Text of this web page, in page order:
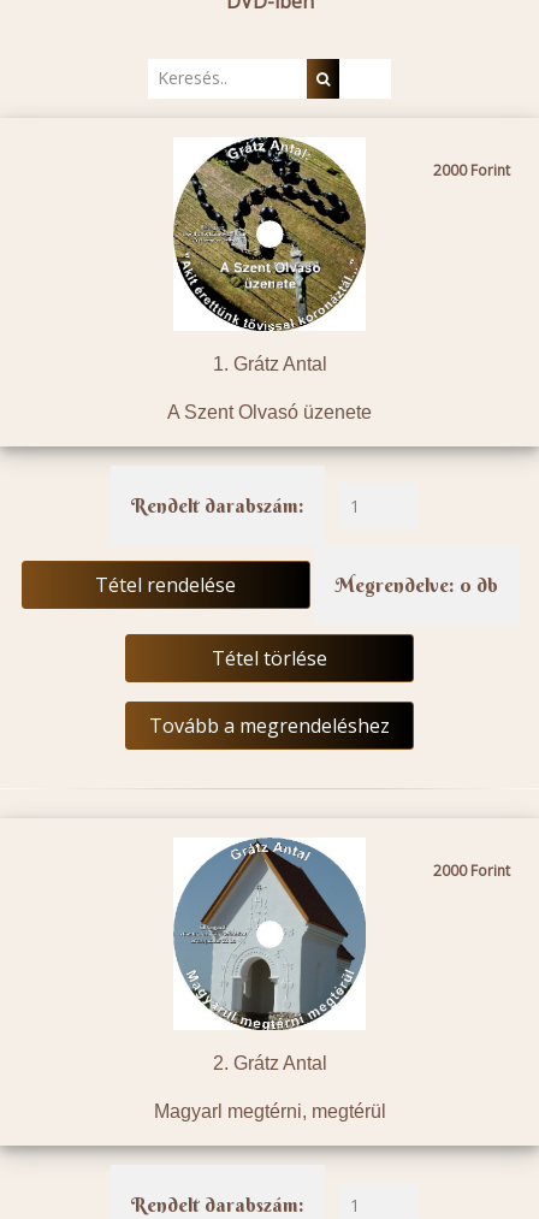
1. Grátz Antal
A Szent Olvasó üzenete
2000
Rendelt darabszám:
Tétel rendelése Megrendelve: 0 db
Tétel törlése
Tovább a megrendeléshez
2. Grátz Antal
Magyarl megtérni, megtérül
2000
Rendelt darabszám: